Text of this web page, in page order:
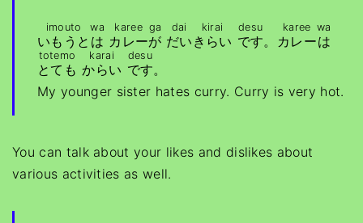
いもうと
imouto
は
wa
カレー
karee
が
ga
だい
dai
きらい
kirai
です
desu
。 カレー
karee
は
wa
とても
totemo
からい
karai
です
desu
。
My younger sister hates curry. Curry is very hot.
You can talk about your likes and dislikes about
various activities as well.